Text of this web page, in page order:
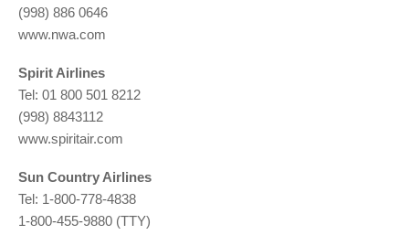
(998) 886 0646
www.nwa.com
Spirit Airlines
Tel: 01 800 501 8212
(998) 8843112
www.spiritair.com
Sun Country Airlines
Tel: 1-800-778-4838
1-800-455-9880 (TTY)